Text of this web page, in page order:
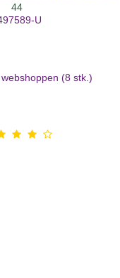
44
U
(8 stk.)